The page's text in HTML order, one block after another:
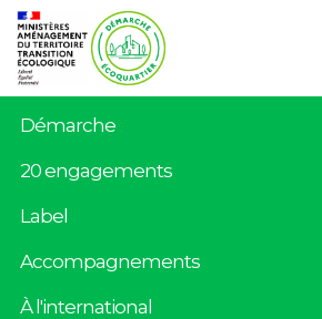
Démarche
20 engagements
Label
Accompagnements
À l'international